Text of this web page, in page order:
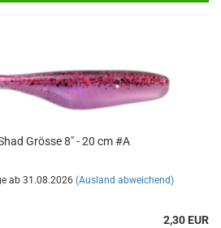
Grösse 8" - 20 cm #A
ab 31.08.2026 (Ausland abweichend)
2,30 EUR